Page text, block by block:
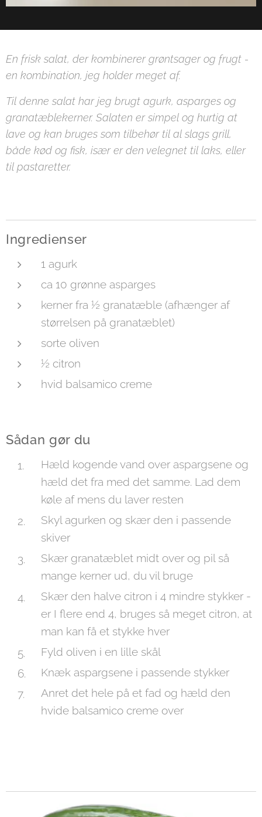
En frisk salat, der kombinerer grøntsager og frugt -
en kombination, jeg holder meget af.
Til denne salat har jeg brugt agurk, asparges og
granatæblekerner. Salaten er simpel og hurtig at
lave og kan bruges som tilbehør til al slags grill,
både kød og fisk, især er den velegnet til laks, eller
til pastaretter.
Ingredienser
1 agurk
ca 10 grønne asparges
kerner fra ½ granatæble (afhænger af
størrelsen på granatæblet)
sorte oliven
½ citron
hvid balsamico creme
Sådan gør du
Hæld kogende vand over aspargsene og
hæld det fra med det samme. Lad dem
køle af mens du laver resten
Skyl agurken og skær den i passende
skiver
Skær granatæblet midt over og pil så
mange kerner ud, du vil bruge
Skær den halve citron i 4 mindre stykker -
er I flere end 4, bruges så meget citron, at
man kan få et stykke hver
Fyld oliven i en lille skål
Knæk aspargsene i passende stykker
Anret det hele på et fad og hæld den
hvide balsamico creme over